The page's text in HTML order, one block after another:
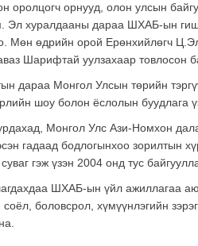
оролцогч орнууд, олон улсын
Эл хуралдааны дараа ШХАБ-ын
Мөн өдрийн орой Ерөнхийлөгч
Шарифтай уулзахаар товлосон
дараа Монгол Улсын төрийн
шоу болон ёслолын буудлага
Монгол Улс Ази-Номхон
гадаад бодлогынхоо зорилтын
гэж үзэн 2004 онд тус
ШХАБ-ын үйл ажиллагаа
соёл, боловсрол, хүмүүнлэгийн